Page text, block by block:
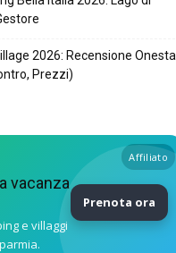
2026: Recensione Onesta
Prezzi)
Affiliato
vacanza
e villaggi
Prenota ora